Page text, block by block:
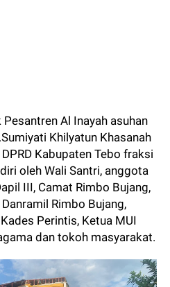
Al Inayah asuhan
Khilyatun Khasanah
Kabupaten Tebo fraksi
oleh Wali Santri, anggota
III, Camat Rimbo Bujang,
Rimbo Bujang,
Perintis, Ketua MUI
dan tokoh masyarakat.